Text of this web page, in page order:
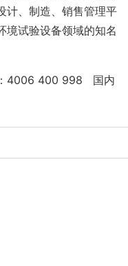
计、制造、销售管理平
境试验设备领域的知名
4006 400 998 国内